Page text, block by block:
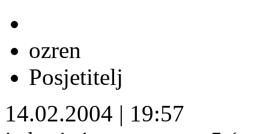
ozren
Posjetitelj
14.02.2004 | 19:57